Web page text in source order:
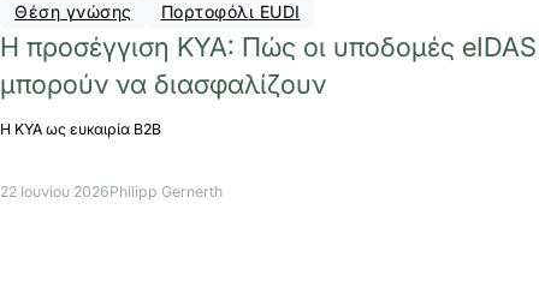
Θέση γνώσης Πορτοφόλι EUDI
Η προσέγγιση KYA: Πώς οι υποδομές eIDAS
μπορούν να διασφαλίζουν
Η KYA ως ευκαιρία B2B
22 Ιουνίου 2026Philipp Gernerth